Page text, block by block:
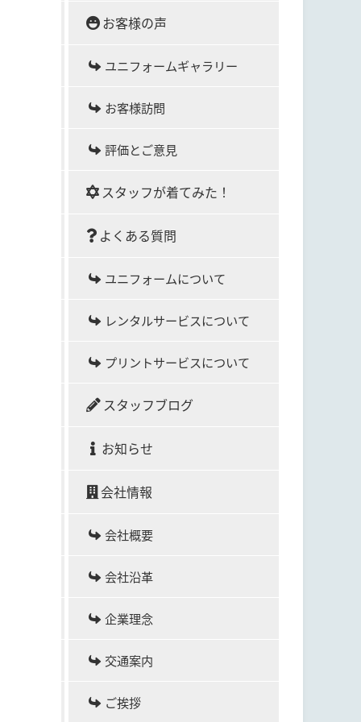
お客様の声
ユニフォームギャラリー
お客様訪問
評価とご意見
スタッフが着てみた！
よくある質問
ユニフォームについて
レンタルサービスについて
プリントサービスについて
スタッフブログ
お知らせ
会社情報
会社概要
会社沿革
企業理念
交通案内
ご挨拶